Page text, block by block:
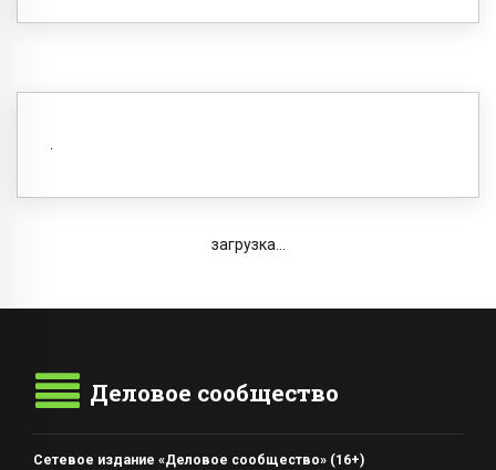
загрузка...
Деловое сообщество
Сетевое издание «Деловое сообщество» (16+)